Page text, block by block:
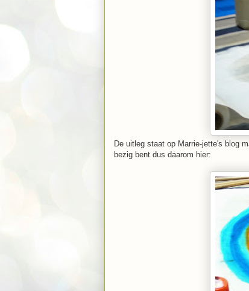
De uitleg staat op Marrie-jette's blog
bezig bent dus daarom hier: